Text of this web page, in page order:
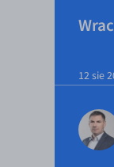
12 sie